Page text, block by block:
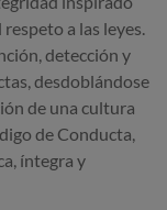
a las leyes.
detección y
desdoblándose
de una cultura
de Conducta,
íntegra y